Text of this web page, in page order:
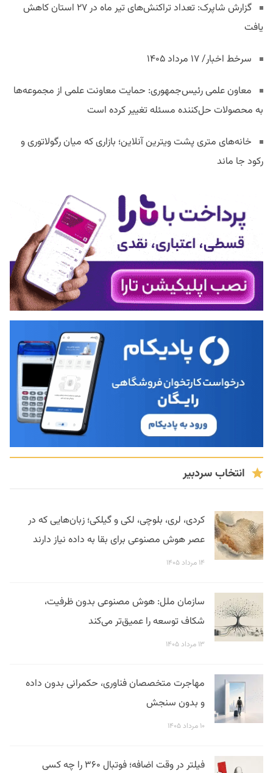
گزارش شاپرک: تعداد تراکنش‌های تیر ماه در ۲۷ استان‌ کاهش
یافت
سرخط اخبار/ ۱۷ مرداد ۱۴۰۵
معاون علمی رئیس‌جمهوری: حمایت معاونت علمی از مجموعه‌ها
به محصولات حل‌کننده مسئله تغییر کرده است
خانه‌های متری پشت ویترین آنلاین؛ بازاری که میان رگولاتوری و
رکود جا ماند
انتخاب سردبیر
کردی، لری، بلوچی، لکی و گیلکی؛ زبان‌هایی که در
عصر هوش مصنوعی برای بقا به داده نیاز دارند
۱۴ مرداد ۱۴۰۵
سازمان ملل: هوش مصنوعی بدون ظرفیت،
شکاف توسعه را عمیق‌تر می‌کند
۱۳ مرداد ۱۴۰۵
مهاجرت متخصصان فناوری، حکمرانی بدون داده
و بدون سنجش
۱۰ مرداد ۱۴۰۵
فیلتر در وقت اضافه؛ فوتبال ۳۶۰ را چه کسی